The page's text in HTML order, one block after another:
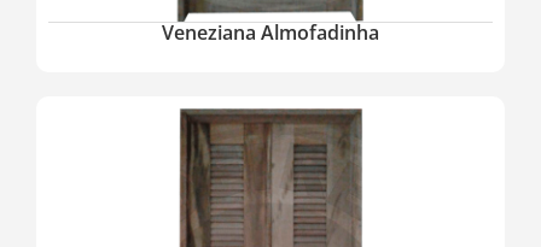
Veneziana Almofadinha